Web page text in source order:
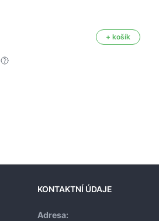
+ košík
KONTAKTNÍ ÚDAJE
Adresa: